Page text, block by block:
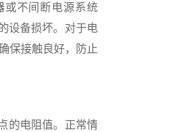
不间断电源系统
设备损坏。对于电
保接触良好，防止
的电阻值。正常情